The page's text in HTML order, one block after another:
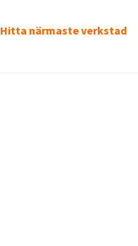
Hitta närmaste verkstad